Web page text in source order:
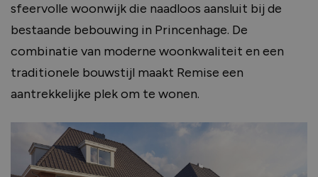
sfeervolle woonwijk die naadloos aansluit bij de
bestaande bebouwing in Princenhage. De
combinatie van moderne woonkwaliteit en een
traditionele bouwstijl maakt Remise een
aantrekkelijke plek om te wonen.